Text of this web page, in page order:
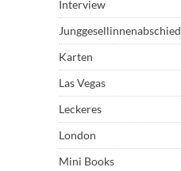
Interview
Junggesellinnenabschied
Karten
Las Vegas
Leckeres
London
Mini Books